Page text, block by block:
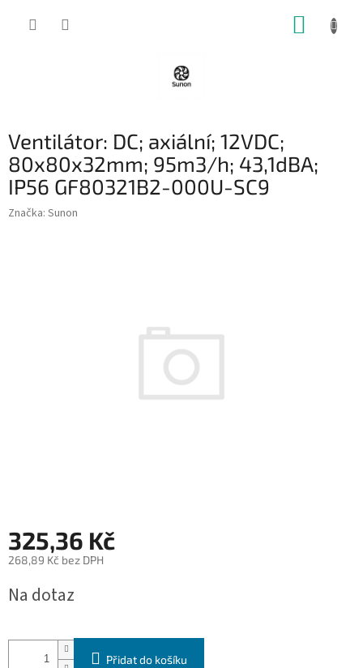
Ventilátor: DC; axiální; 12VDC;
80x80x32mm; 95m3/h; 43,1dBA;
IP56 GF80321B2-000U-SC9
Značka: Sunon
325,36 Kč
268,89 Kč bez DPH
cena:
Na dotaz
Přidat do košíku